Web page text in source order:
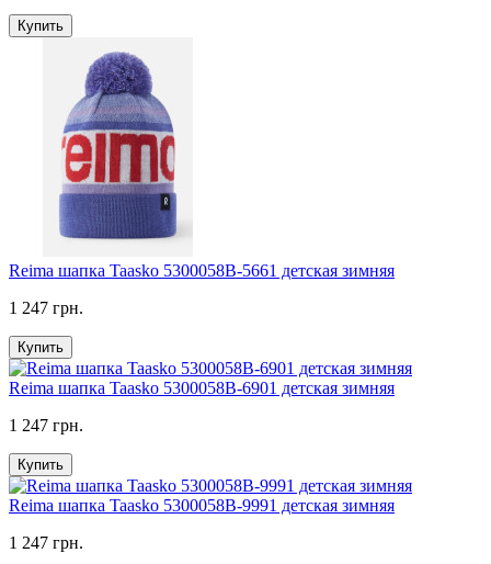
Купить
Reima шапка Taasko 5300058B-5661 детская зимняя
1 247 грн.
Купить
Reima шапка Taasko 5300058B-6901 детская зимняя
1 247 грн.
Купить
Reima шапка Taasko 5300058B-9991 детская зимняя
1 247 грн.